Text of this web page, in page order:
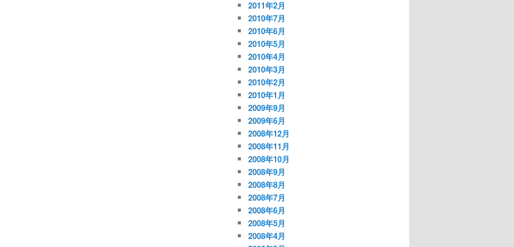
2011年2月
2010年7月
2010年6月
2010年5月
2010年4月
2010年3月
2010年2月
2010年1月
2009年9月
2009年6月
2008年12月
2008年11月
2008年10月
2008年9月
2008年8月
2008年7月
2008年6月
2008年5月
2008年4月